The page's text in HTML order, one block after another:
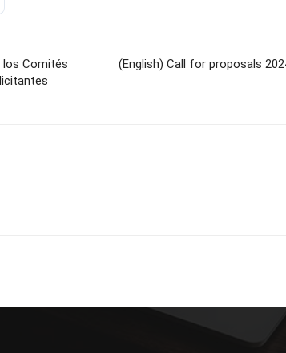
los Comités
(English) Call for proposals